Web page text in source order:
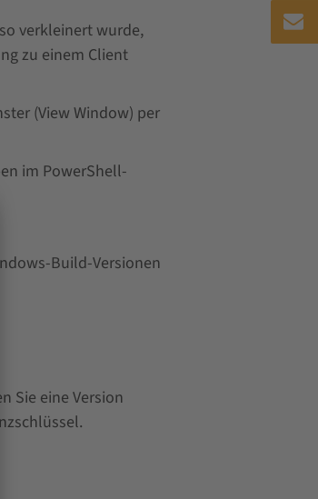
verkleinert wurde,
zu einem Client
(View Window) per
im PowerShell-
Build-Versionen
Sie eine Version